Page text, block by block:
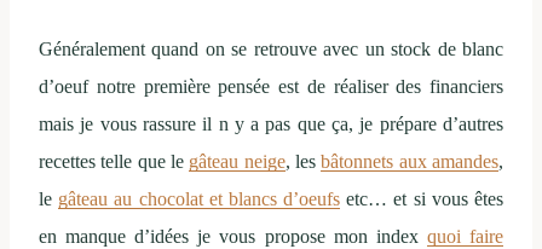
Généralement quand on se retrouve avec un stock de blanc
d’oeuf notre première pensée est de réaliser des financiers
mais je vous rassure il n y a pas que ça, je prépare d’autres
recettes telle que le gâteau neige, lesbâtonnets aux amandes,
le gâteau au chocolat et blancs d’oeufs etc… et si vous êtes
en manque d’idées je vous propose mon index quoi faire